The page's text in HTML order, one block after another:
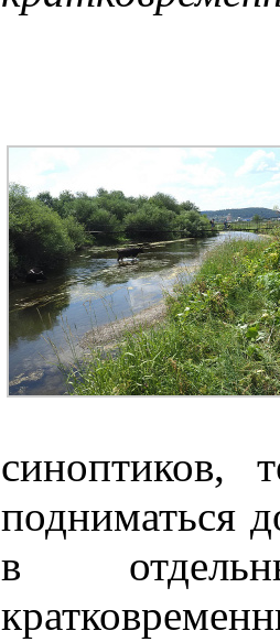
синоптиков,
подниматься
в